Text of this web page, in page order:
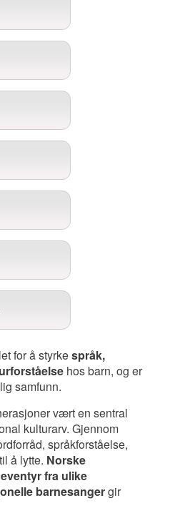
for å styrkespråk,
hos barn, og er
samfunn.
vært en sentral
kulturarv. Gjennom
språkforståelse,
å lytte. Norske
fra ulike
barnesangergir